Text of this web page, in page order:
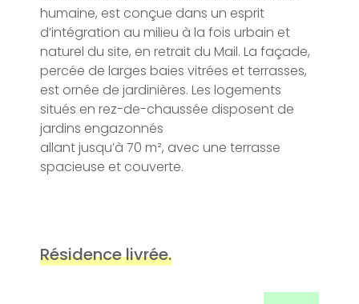
humaine, est conçue dans un esprit
d’intégration au milieu à la fois urbain et
naturel du site, en retrait du Mail. La façade,
percée de larges baies vitrées et terrasses,
est ornée de jardinières. Les logements
situés en rez-de-chaussée disposent de
jardins engazonnés
allant jusqu’à 70 m², avec une terrasse
spacieuse et couverte.
Résidence livrée.